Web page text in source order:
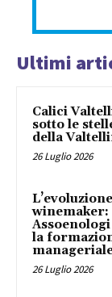
Ultimi
Calici
sotto le
della
26 Luglio 2026
winemaker:
la
26 Luglio 2026